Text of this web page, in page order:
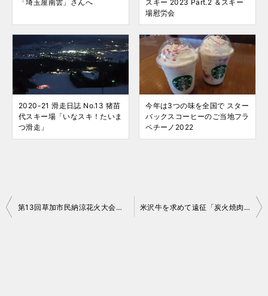
「埼玉屋南雲」さんへ
スキー 2023 Part.2 ＆スキー
場慰労会
2020-21 滑走日誌 No.13 猪苗
代スキー場「いなスキ！たいま
つ滑走」
今年は3つの味を全国で スター
バックスコーヒーのご当地フラ
ペチーノ2022
投
第13回草加市民納涼花火大会をレイクタウンから 米沢牛を求めて遠征「炭火焼肉いろり」さんへ